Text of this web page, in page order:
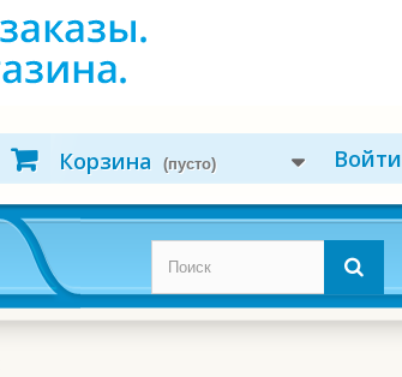
Войти
Корзина (пусто)